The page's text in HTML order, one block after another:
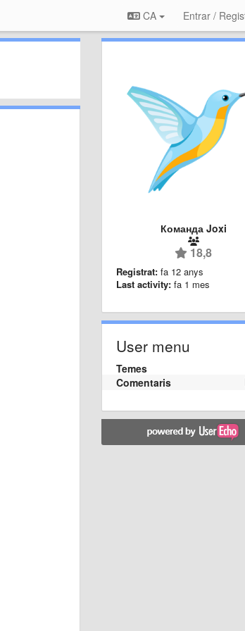
CA Entrar /
Команда Joxi
18,8
Registrat: fa 12 anys
Last activity: fa 1 mes
User menu
Temes
Comentaris